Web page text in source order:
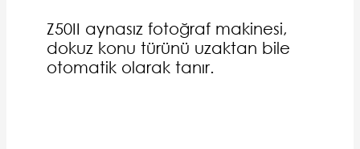
Z50II aynasız fotoğraf makinesi,
dokuz konu türünü uzaktan bile
otomatik olarak tanır.